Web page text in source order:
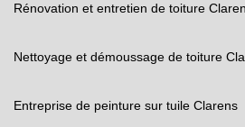
Rénovation et entretien de toiture
Nettoyage et démoussage de toiture
Entreprise de peinture sur tuile Clarens